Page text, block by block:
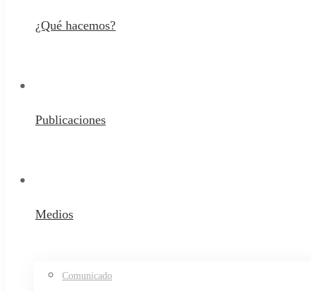
¿Qué hacemos?
Publicaciones
Medios
Comunicado